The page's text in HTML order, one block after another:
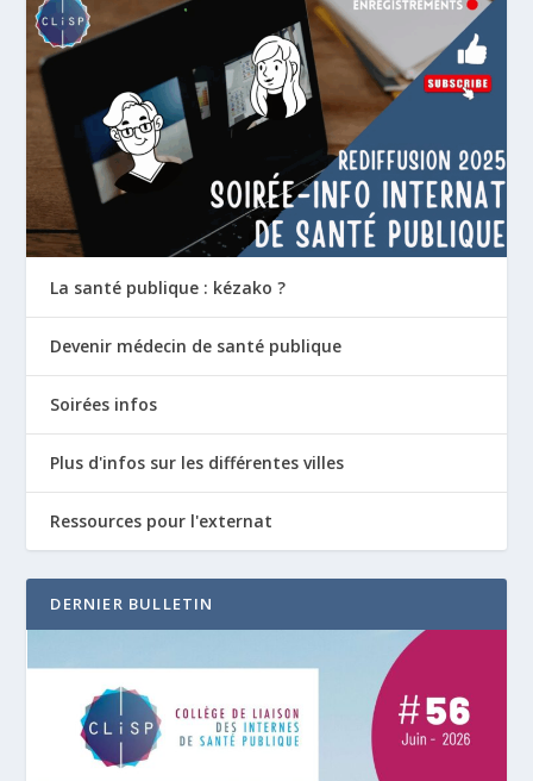
La santé publique : kézako ?
Devenir médecin de santé publique
Soirées infos
Plus d'infos sur les différentes villes
Ressources pour l'externat
DERNIER BULLETIN